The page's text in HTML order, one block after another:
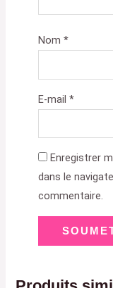
Nom *
E-mail *
Enregistrer
dans le
commentaire.